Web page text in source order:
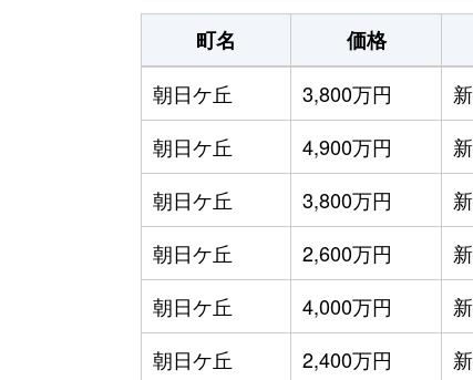
町名 価格
朝日ケ丘
3,800万円
朝日ケ丘
4,900万円
朝日ケ丘
3,800万円
朝日ケ丘
2,600万円
朝日ケ丘
4,000万円
朝日ケ丘
2,400万円